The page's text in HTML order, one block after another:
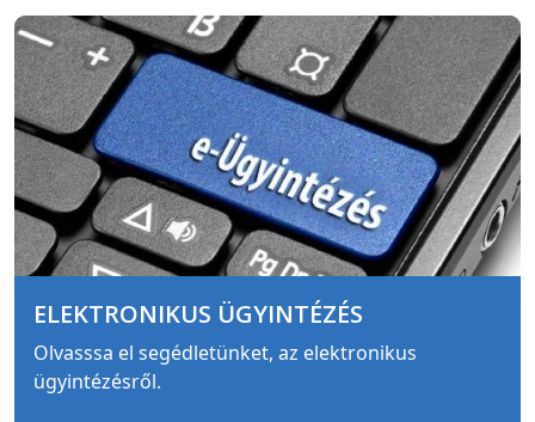
ELEKTRONIKUS ÜGYINTÉZÉS
Olvasssa el segédletünket, az elektronikus
ügyintézésről.